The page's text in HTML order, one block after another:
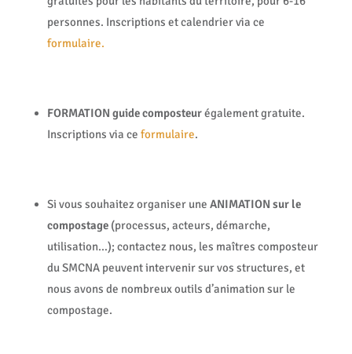
personnes. Inscriptions et calendrier via ce
formulaire.
FORMATION guide composteurégalement gratuite.
Inscriptions via ce formulaire.
Si vous souhaitez organiser une ANIMATION sur le
compostage (processus, acteurs, démarche,
utilisation…); contactez nous, les maîtres composteur
du SMCNA peuvent intervenir sur vos structures, et
nous avons de nombreux outils d’animation sur le
compostage.